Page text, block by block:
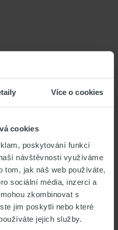
Více o cookies
cookies
poskytování funkcí
návštěvnosti využíváme
tom, jak náš web používáte,
sociální média, inzerci a
zkombinovat s
jim poskytli nebo které
jejich služby.
v ČR